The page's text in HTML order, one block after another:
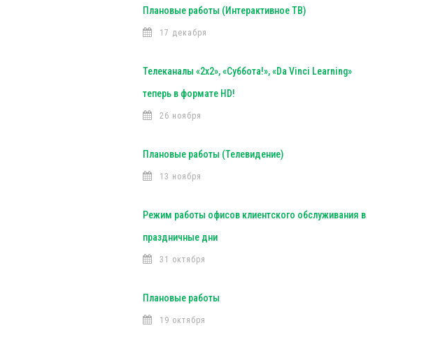
Плановые работы (Интерактивное ТВ)
17 декабря
Телеканалы «2х2», «Суббота!», «Da Vinci Learning»
теперь в формате HD!
26 ноября
Плановые работы (Телевидение)
13 ноября
Режим работы офисов клиентского обслуживания в
праздничные дни
31 октября
Плановые работы
19 октября